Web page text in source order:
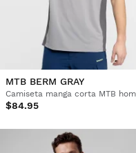
MTB BERM GRAY
$84.95